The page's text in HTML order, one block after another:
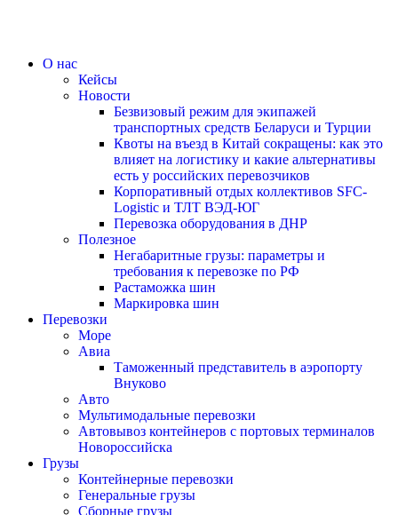
О нас
Кейсы
Новости
Безвизовый режим для экипажей
транспортных средств Беларуси и Турции
Квоты на въезд в Китай сокращены: как это
влияет на логистику и какие альтернативы
есть у российских перевозчиков
Корпоративный отдых коллективов SFC-
Logistic и ТЛТ ВЭД-ЮГ
Перевозка оборудования в ДНР
Полезное
Негабаритные грузы: параметры и
требования к перевозке по РФ
Растаможка шин
Маркировка шин
Перевозки
Море
Авиа
Таможенный представитель в аэропорту
Внуково
Авто
Мультимодальные перевозки
Автовывоз контейнеров с портовых терминалов
Новороссийска
Грузы
Контейнерные перевозки
Генеральные грузы
Сборные грузы